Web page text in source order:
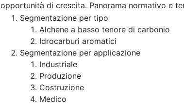
opportunità di crescita. Panorama normativo e
Segmentazione per tipo
Alchene a basso tenore di carbonio
Idrocarburi aromatici
Segmentazione per applicazione
Industriale
Produzione
Costruzione
Medico